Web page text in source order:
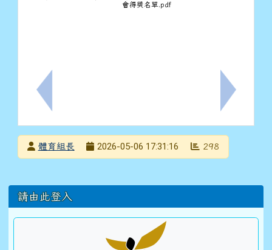
上一筆：「學校查獲電子煙之煙油檢驗流程」圖卡
會得獎名單.pdf
下一筆：
發布者體育組長
2026-05-06 17:31:16 298
左邊區域內容
請由此登入